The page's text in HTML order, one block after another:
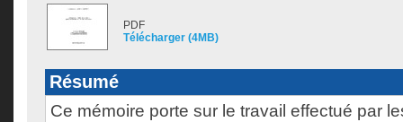
PDF
Télécharger (4MB)
Résumé
Ce mémoire porte sur le travail effectué par